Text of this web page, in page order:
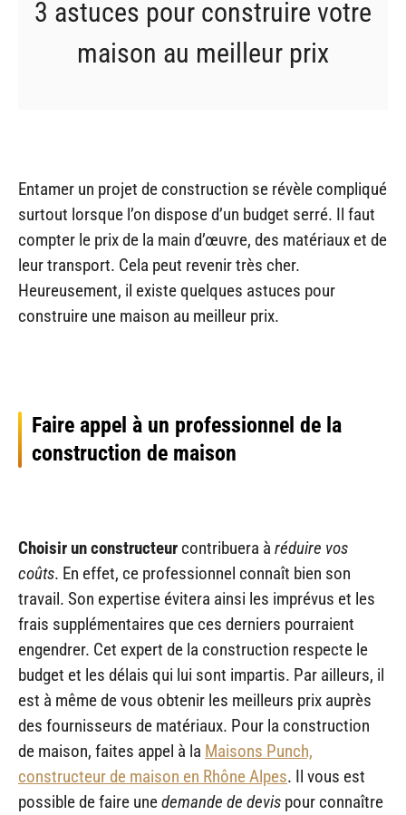
3 astuces pour construire votre
maison au meilleur prix
Entamer un projet de construction se révèle compliqué
surtout lorsque l’on dispose d’un budget serré. Il faut
compter le prix de la main d’œuvre, des matériaux et de
leur transport. Cela peut revenir très cher.
Heureusement, il existe quelques astuces pour
construire une maison au meilleur prix.
Faire appel à un professionnel de la
construction de maison
Choisir un constructeur contribuera à réduire vos
coûts. En effet, ce professionnel connaît bien son
travail. Son expertise évitera ainsi les imprévus et les
frais supplémentaires que ces derniers pourraient
engendrer. Cet expert de la construction respecte le
budget et les délais qui lui sont impartis. Par ailleurs, il
est à même de vous obtenir les meilleurs prix auprès
des fournisseurs de matériaux. Pour la construction
de maison, faites appel à la Maisons Punch,
constructeur de maison en Rhône Alpes. Il vous est
possible de faire unedemande de devis pour connaître